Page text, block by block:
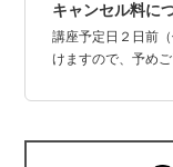
キャンセル料に
講座予定日２日前
けますので、予めご